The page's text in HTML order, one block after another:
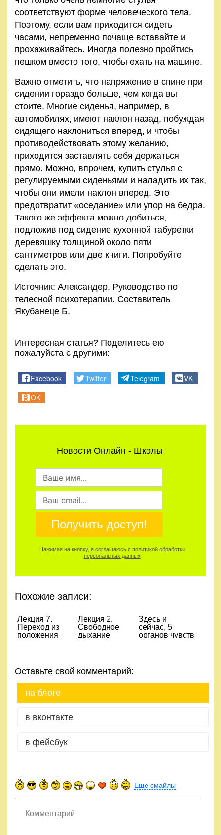
соответствуют форме человеческого тела.
Поэтому, если вам приходится сидеть
часами, непременно почаще вставайте и
прохаживайтесь. Иногда полезно пройтись
пешком вместо того, чтобы ехать на машине.
Важно отметить, что напряжение в спине при
сидении гораздо больше, чем когда вы
стоите. Многие сиденья, например, в
автомобилях, имеют наклон назад, побуждая
сидящего наклониться вперед, и чтобы
противодействовать этому желанию,
приходится заставлять себя держаться
прямо. Можно, впрочем, купить стулья с
регулируемыми сиденьями и наладить их так,
чтобы они имели наклон вперед. Это
предотвратит «оседание» или упор на бедра.
Такого же эффекта можно добиться,
подложив под сидение кухонной табуретки
деревяшку толщиной около пяти
сантиметров или две книги. Попробуйте
сделать это.
Источник: Александер. Руководство по
телесной психотерапии. Составитель
Якубанеце Б.
Интересная статья? Поделитесь ею
пожалуйста с другими:
Facebook Twitter Telegram
VK
OK
Новости Онлайн - Школы
Получить доступ!
Нажимая на кнопку, я соглашаюсь с политикой обработки
персональных данных
Похожие записи:
Лекция 7.
Переход из
положения
«сидя»
Лекция 2.
Свободное
дыхание
Здесь и
сейчас, 5
органов чувств
Оставьте свой комментарий:
на блоге
в вконтакте
в фейсбук
Еще смайлы